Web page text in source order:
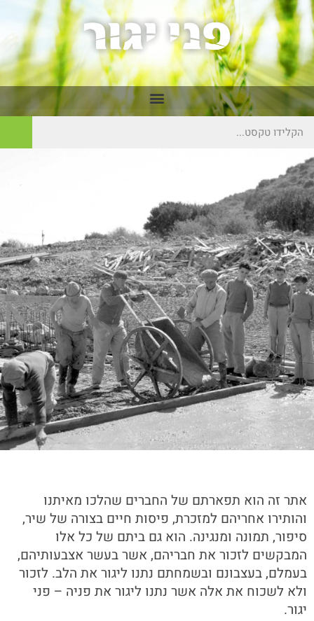
אתר זה הוא תפארתם של החברים שהלכו מאיתנו
והותירו אחריהם למזכרת, פיסות חיים בצורה של שיר,
סיפור, תמונה ומנגינה. הוא גם ביתם של כל אלו
המבקשים לזכור את חבריהם, אשר בעשר אצבעותיהם,
בעמלם, בעצבונם ובשמחתם נתנו ליגור את הלב. לזכור
ולא לשכוח את אלה אשר נתנו ליגור את פניה – פני
יגור.